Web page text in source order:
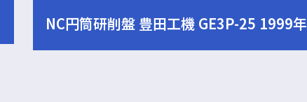
NC円筒研削盤 豊田工機 GE3P-25 1999年